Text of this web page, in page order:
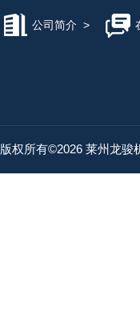
公司简介 >
版权所有©2026 莱州龙骏